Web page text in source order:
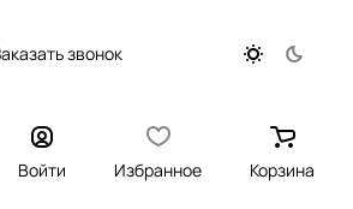
звонок
Войти Избранное Корзина